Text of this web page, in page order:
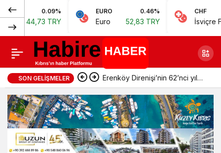
0.09%
TRY
EURO 0.46%
Euro 52,83 TRY
CHF
İsviçre Frangı
SON GELIŞMELER Erenköy Direnişi’nin 62’nci yıl
dönümünde şehitler törenle
anıldı
Yerli sivri biberde
tavsiye dışı, ithal
kivide limit üstü bitki
koruma ürünü
(100%)
Paylaş